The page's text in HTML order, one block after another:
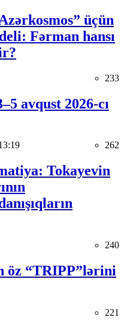
üçün
Fərman hansı
233
avqust 2026-cı
262
Tokayevin
240
öz “TRIPP”lərini
221